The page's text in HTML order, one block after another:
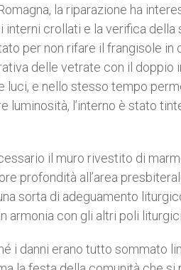
la riparazione ha
crollati e la verifica
per non rifare il frangisole
delle vetrate con il doppio
luci, e nello stesso tempo
luminosità, l’interno è stato
il muro rivestito di
profondità all’area
sorta di adeguamento
armonia con gli altri poli liturgici.
i danni erano tutto sommato